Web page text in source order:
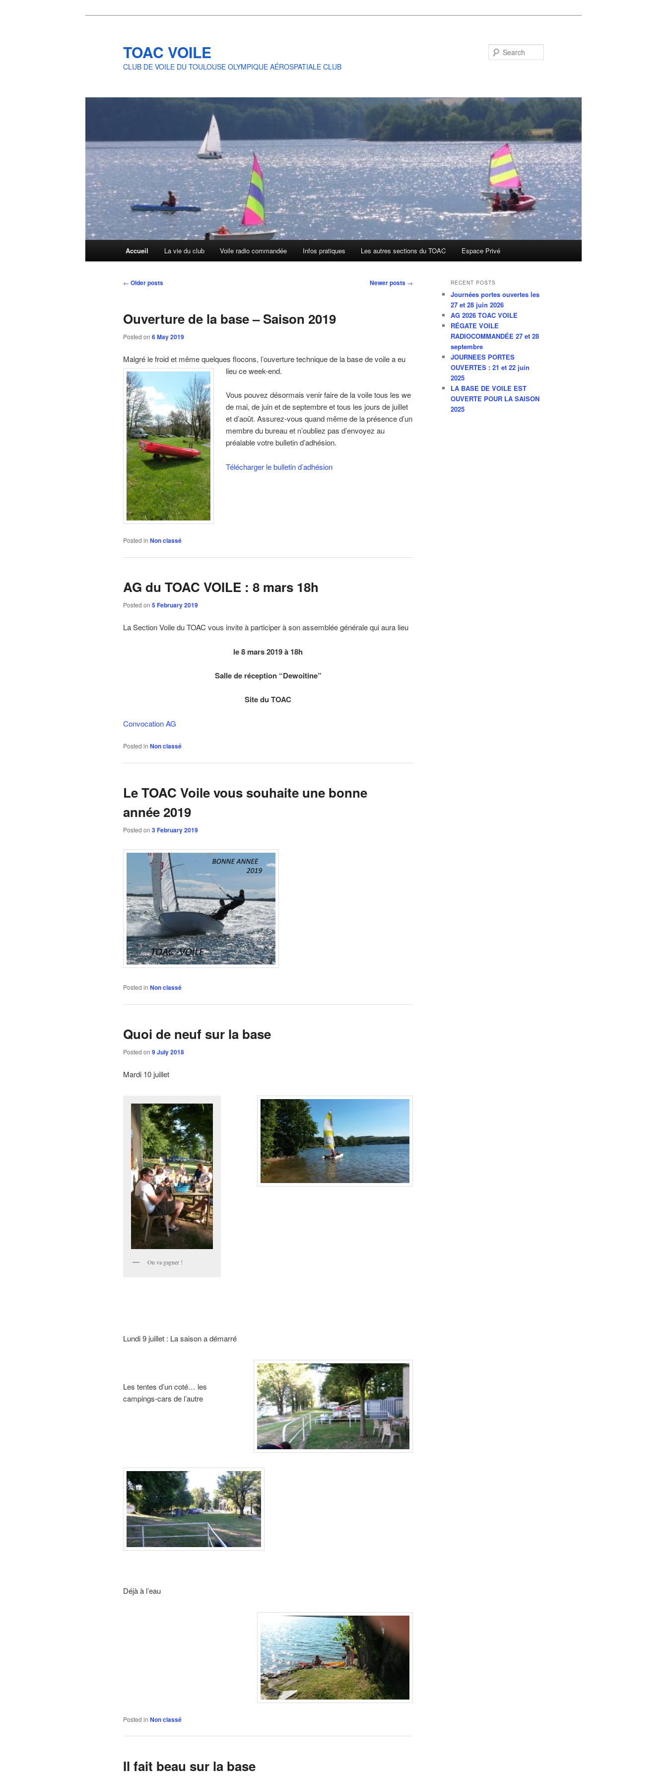
TOAC VOILE
CLUB DE VOILE DU TOULOUSE OLYMPIQUE AÉROSPATIALE CLUB
Accueil La vie du club Voile radio commandée Infos pratiques Les autres sections du TOAC Espace Privé
Post
← Older posts Newer posts →
Ouverture de la base – Saison 2019
Posted on 6 May 2019
Malgré le froid et même quelques flocons, l’ouverture technique de la base de voile a eu
lieu ce week-end.
Vous pouvez désormais venir faire de la voile tous les we
de mai, de juin et de septembre et tous les jours de juillet
et d’août. Assurez-vous quand même de la présence d’un
membre du bureau et n’oubliez pas d’envoyez au
préalable votre bulletin d’adhésion.
Télécharger le bulletin d’adhésion
Posted in Non classé
AG du TOAC VOILE : 8 mars 18h
Posted on 5 February 2019
La Section Voile du TOAC vous invite à participer à son assemblée générale qui aura lieu
le 8 mars 2019 à 18h
Salle de réception “Dewoitine”
Site du TOAC
Convocation AG
Posted in Non classé
Le TOAC Voile vous souhaite une bonne
année 2019
Posted on 3 February 2019
Posted in Non classé
Quoi de neuf sur la base
Posted on 9 July 2018
Mardi 10 juillet
On va gagner !
Lundi 9 juillet : La saison a démarré
Les tentes d’un coté… les
campings-cars de l’autre
Déjà à l’eau
Posted in Non classé
Il fait beau sur la base
RECENT POSTS
Journées portes ouvertes les
27 et 28 juin 2026
AG 2026 TOAC VOILE
RÉGATE VOILE
RADIOCOMMANDÉE 27 et 28
septembre
JOURNEES PORTES
OUVERTES : 21 et 22 juin
2025
LA BASE DE VOILE EST
OUVERTE POUR LA SAISON
2025